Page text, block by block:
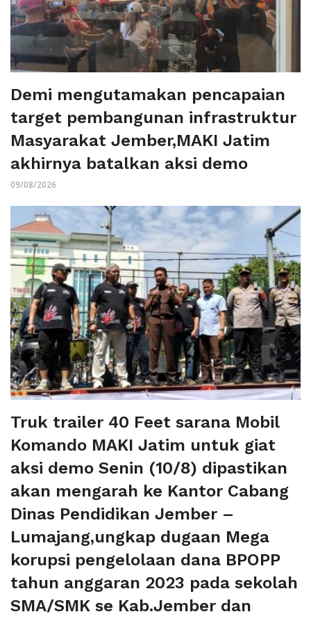
Demi mengutamakan pencapaian
target pembangunan infrastruktur
Masyarakat Jember,MAKI Jatim
akhirnya batalkan aksi demo
09/08/2026
Truk trailer 40 Feet sarana Mobil
Komando MAKI Jatim untuk giat
aksi demo Senin (10/8) dipastikan
akan mengarah ke Kantor Cabang
Dinas Pendidikan Jember –
Lumajang,ungkap dugaan Mega
korupsi pengelolaan dana BPOPP
tahun anggaran 2023 pada sekolah
SMA/SMK se Kab.Jember dan